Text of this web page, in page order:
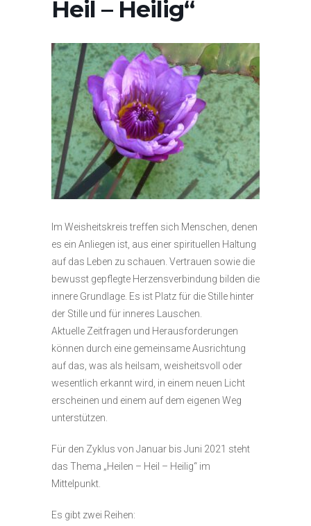
Heil – Heilig“
Im Weisheitskreis treffen sich Menschen, denen
es ein Anliegen ist, aus einer spirituellen Haltung
auf das Leben zu schauen. Vertrauen sowie die
bewusst gepflegte Herzensverbindung bilden die
innere Grundlage. Es ist Platz für die Stille hinter
der Stille und für inneres Lauschen.
Aktuelle Zeitfragen und Herausforderungen
können durch eine gemeinsame Ausrichtung
auf das, was als heilsam, weisheitsvoll oder
wesentlich erkannt wird, in einem neuen Licht
erscheinen und einem auf dem eigenen Weg
unterstützen.
Für den Zyklus von Januar bis Juni 2021 steht
das Thema „Heilen – Heil – Heilig“ im
Mittelpunkt.
Es gibt zwei Reihen: